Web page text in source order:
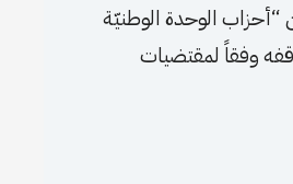
“أحزاب الوحدة الوطنيّة
وفقاً لمقتضيات